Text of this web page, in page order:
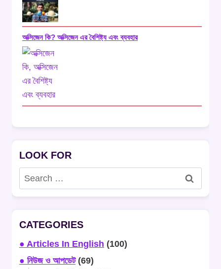
অক্সিজেন কি? অক্সিজেন এর বৈশিষ্ট্য এবং ব্যবহার
LOOK FOR
Search
for:
CATEGORIES
● Articles In English (100)
● নিউজ ও আপডেট(69)